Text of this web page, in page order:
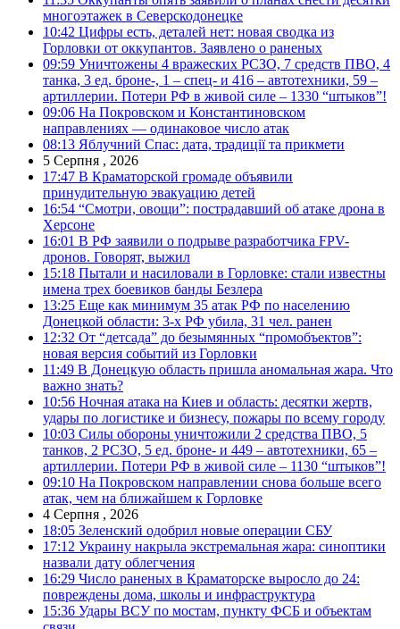
многоэтажек в Северскодонецке
10:42 Цифры есть, деталей нет: новая сводка из
Горловки от оккупантов. Заявлено о раненых
09:59 Уничтожены 4 вражеских РСЗО, 7 средств ПВО, 4
танка, 3 ед. броне-, 1 – спец- и 416 – автотехники, 59 –
артиллерии. Потери РФ в живой силе – 1330 “штыков”!
09:06 На Покровском и Константиновском
направлениях — одинаковое число атак
08:13 Яблучний Спас: дата, традиції та прикмети
5 Серпня , 2026
17:47 В Краматорской громаде объявили
принудительную эвакуацию детей
16:54 “Смотри, овощи”: пострадавший об атаке дрона в
Херсоне
16:01 В РФ заявили о подрыве разработчика FPV-
дронов. Говорят, выжил
15:18 Пытали и насиловали в Горловке: стали известны
имена трех боевиков банды Безлера
13:25 Еще как минимум 35 атак РФ по населению
Донецкой области: 3-х РФ убила, 31 чел. ранен
12:32 От “детсада” до безымянных “промобъектов”:
новая версия событий из Горловки
11:49 В Донецкую область пришла аномальная жара. Что
важно знать?
10:56 Ночная атака на Киев и область: десятки жертв,
удары по логистике и бизнесу, пожары по всему городу
10:03 Силы обороны уничтожили 2 средства ПВО, 5
танков, 2 РСЗО, 5 ед. броне- и 449 – автотехники, 65 –
артиллерии. Потери РФ в живой силе – 1130 “штыков”!
09:10 На Покровском направлении снова больше всего
атак, чем на ближайшем к Горловке
4 Серпня , 2026
18:05 Зеленский одобрил новые операции СБУ
17:12 Украину накрыла экстремальная жара: синоптики
назвали дату облегчения
16:29 Число раненых в Краматорске выросло до 24:
повреждены дома, школы и инфраструктура
15:36 Удары ВСУ по мостам, пункту ФСБ и объектам